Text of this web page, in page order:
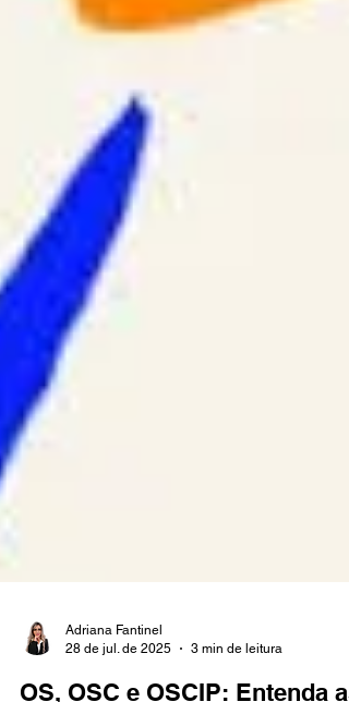
28 de jul. de 2025
3 min de leitura